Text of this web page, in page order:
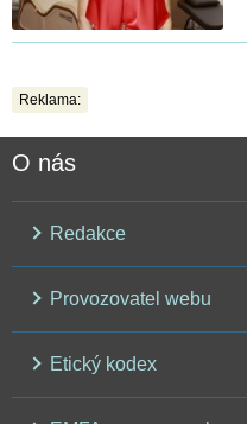
Reklama:
O nás
Redakce
Provozovatel webu
Etický kodex